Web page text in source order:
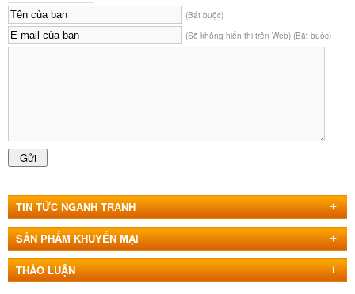
(Bắt buộc)
(Sẽ không hiển thị trên Web) (Bắt buộc)
TIN TỨC NGÀNH TRANH
SẢN PHẨM KHUYẾN MẠI
THẢO LUẬN